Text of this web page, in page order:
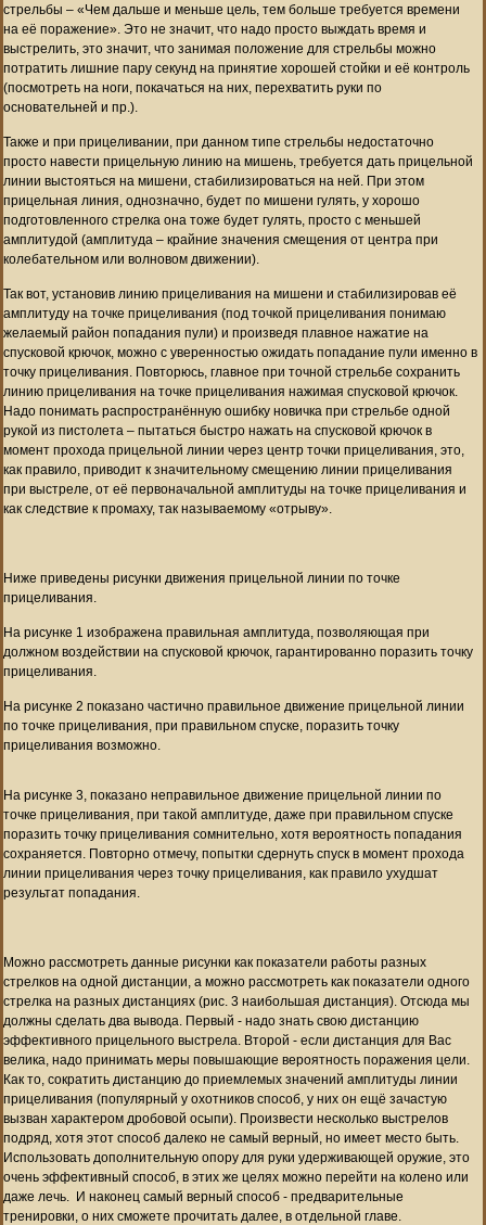
стрельбы – «Чем дальше и меньше цель, тем больше требуется времени
на её поражение». Это не значит, что надо просто выждать время и
выстрелить, это значит, что занимая положение для стрельбы можно
потратить лишние пару секунд на принятие хорошей стойки и её контроль
(посмотреть на ноги, покачаться на них, перехватить руки по
основательней и пр.).
Также и при прицеливании, при данном типе стрельбы недостаточно
просто навести прицельную линию на мишень, требуется дать прицельной
линии выстояться на мишени, стабилизироваться на ней. При этом
прицельная линия, однозначно, будет по мишени гулять, у хорошо
подготовленного стрелка она тоже будет гулять, просто с меньшей
амплитудой (амплитуда – крайние значения смещения от центра при
колебательном или волновом движении).
Так вот, установив линию прицеливания на мишени и стабилизировав её
амплитуду на точке прицеливания (под точкой прицеливания понимаю
желаемый район попадания пули) и произведя плавное нажатие на
спусковой крючок, можно с уверенностью ожидать попадание пули именно в
точку прицеливания. Повторюсь, главное при точной стрельбе сохранить
линию прицеливания на точке прицеливания нажимая спусковой крючок.
Надо понимать распространённую ошибку новичка при стрельбе одной
рукой из пистолета – пытаться быстро нажать на спусковой крючок в
момент прохода прицельной линии через центр точки прицеливания, это,
как правило, приводит к значительному смещению линии прицеливания
при выстреле, от её первоначальной амплитуды на точке прицеливания и
как следствие к промаху, так называемому «отрыву».
Ниже приведены рисунки движения прицельной линии по точке
прицеливания.
На рисунке 1 изображена правильная амплитуда, позволяющая при
должном воздействии на спусковой крючок, гарантированно поразить точку
прицеливания.
На рисунке 2 показано частично правильное движение прицельной линии
по точке прицеливания, при правильном спуске, поразить точку
прицеливания возможно.
На рисунке 3, показано неправильное движение прицельной линии по
точке прицеливания, при такой амплитуде, даже при правильном спуске
поразить точку прицеливания сомнительно, хотя вероятность попадания
сохраняется. Повторно отмечу, попытки сдернуть спуск в момент прохода
линии прицеливания через точку прицеливания, как правило ухудшат
результат попадания.
Можно рассмотреть данные рисунки как показатели работы разных
стрелков на одной дистанции, а можно рассмотреть как показатели одного
стрелка на разных дистанциях (рис. 3 наибольшая дистанция). Отсюда мы
должны сделать два вывода. Первый - надо знать свою дистанцию
эффективного прицельного выстрела. Второй - если дистанция для Вас
велика, надо принимать меры повышающие вероятность поражения цели.
Как то, сократить дистанцию до приемлемых значений амплитуды линии
прицеливания (популярный у охотников способ, у них он ещё зачастую
вызван характером дробовой осыпи). Произвести несколько выстрелов
подряд, хотя этот способ далеко не самый верный, но имеет место быть.
Использовать дополнительную опору для руки удерживающей оружие, это
очень эффективный способ, в этих же целях можно перейти на колено или
даже лечь. И наконец самый верный способ - предварительные
тренировки, о них сможете прочитать далее, в отдельной главе.